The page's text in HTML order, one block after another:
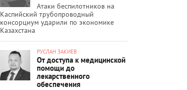
Атаки беспилотников на
Каспийский трубопроводный
консорциум ударили по экономике
Казахстана
РУСЛАН ЗАКИЕВ
От доступа к медицинской
помощи до
лекарственного
обеспечения